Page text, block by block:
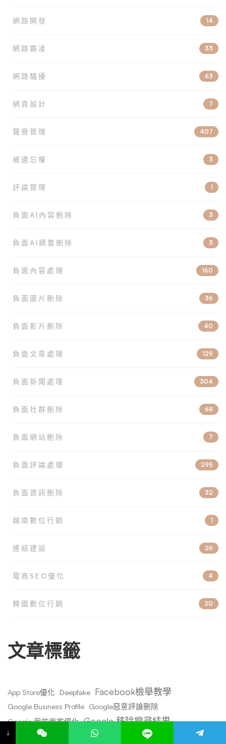
網路開發 14
網路霸凌 33
網路騷擾 63
網頁設計 7
聲譽管理 407
被遺忘權 3
評論管理 1
負面AI內容刪除 3
負面AI摘要刪除 3
負面內容處理 160
負面圖片刪除 36
負面影片刪除 40
負面文章處理 129
負面新聞處理 304
負面社群刪除 68
負面網站刪除 7
負面評論處理 295
負面資訊刪除 32
越南數位行銷 1
連結建設 26
電商SEO優化 4
韓國數位行銷 20
文章標籤
App Store優化 Deepfake Facebook檢舉教學
Google Business Profile Google惡意評論刪除
Google 我的商家優化 Google 移除搜尋結果
Google 聲譽管理
Google評論刪除 google評論惡意攻擊
↓